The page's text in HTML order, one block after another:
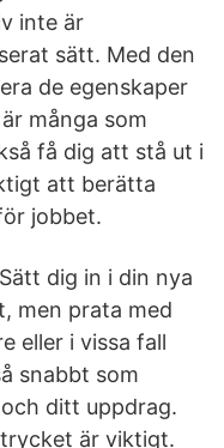
inte är
sätt. Med den
de egenskaper
många som
få dig att stå ut i
att berätta
jobbet.
dig in i din nya
men prata med
eller i vissa fall
snabbt som
ditt uppdrag.
är viktigt.